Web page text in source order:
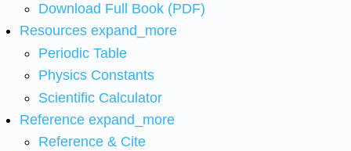
Download Full Book (PDF)
Resources expand_more
Periodic Table
Physics Constants
Scientific Calculator
Reference expand_more
Reference & Cite